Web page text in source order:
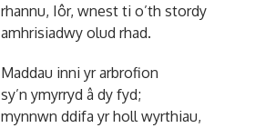
rhannu, Iôr, wnest ti o’th stordy
amhrisiadwy olud rhad.
Maddau inni yr arbrofion
sy’n ymyrryd â dy fyd;
mynnwn ddifa yr holl wyrthiau,